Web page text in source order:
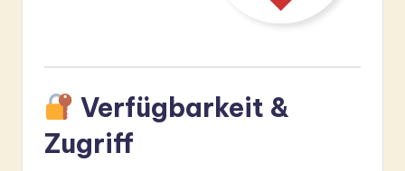
Verfügbarkeit &
Zugriff